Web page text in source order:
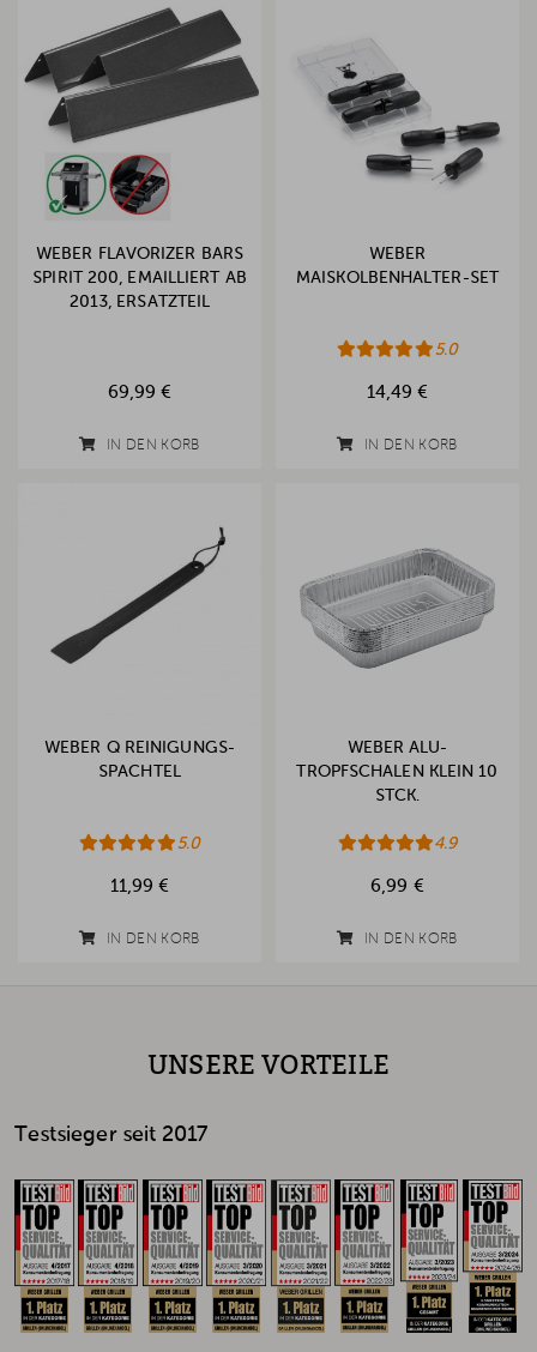
WEBER FLAVORIZER BARS
SPIRIT 200, EMAILLIERT AB
2013, ERSATZTEIL
69,99 €
IN DEN KORB
WEBER
MAISKOLBENHALTER-SET
5.0
14,49 €
IN DEN KORB
WEBER Q REINIGUNGS-
SPACHTEL
5.0
11,99 €
IN DEN KORB
WEBER ALU-
TROPFSCHALEN KLEIN 10
STCK.
4.9
6,99 €
IN DEN KORB
UNSERE VORTEILE
Testsieger seit 2017